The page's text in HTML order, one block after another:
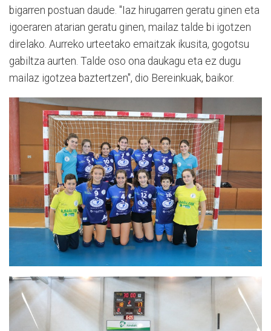
bigarren postuan daude. "Iaz hirugarren geratu ginen eta
igoeraren atarian geratu ginen, mailaz talde bi igotzen
direlako. Aurreko urteetako emaitzak ikusita, gogotsu
gabiltza aurten. Talde oso ona daukagu eta ez dugu
mailaz igotzea baztertzen", dio Bereinkuak, baikor.